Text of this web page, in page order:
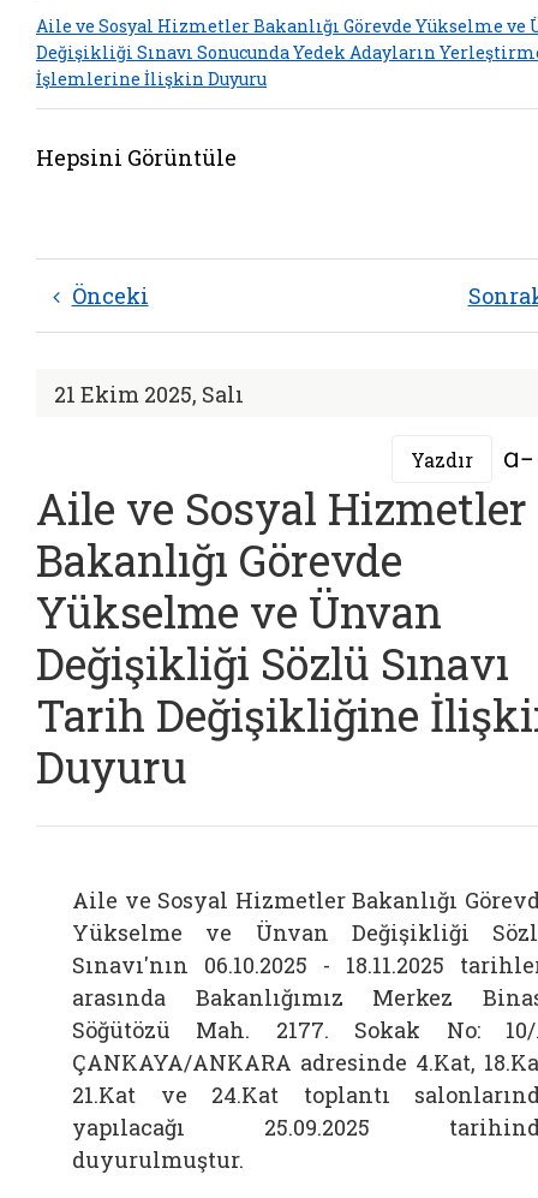
Aile ve Sosyal Hizmetler Bakanlığı Görevde Yükselme ve
Değişikliği Sınavı Sonucunda Yedek Adayların
İşlemlerine İlişkin Duyuru
Hepsini Görüntüle
Önceki
21 Ekim 2025, Salı
Yazdır
Aile ve Sosyal Hizmetler
Bakanlığı Görevde
Yükselme ve Ünvan
Değişikliği Sözlü Sınavı
Tarih Değişikliğine
Duyuru
Aile ve Sosyal Hizmetler Bakanlığı
Yükselme ve Ünvan Değişikliği
Sınavı'nın 06.10.2025 - 18.11.2025
arasında Bakanlığımız Merkez
Söğütözü Mah. 2177. Sokak No:
ÇANKAYA/ANKARA adresinde 4.Kat,
21.Kat ve 24.Kat toplantı
yapılacağı 25.09.2025
duyurulmuştur.